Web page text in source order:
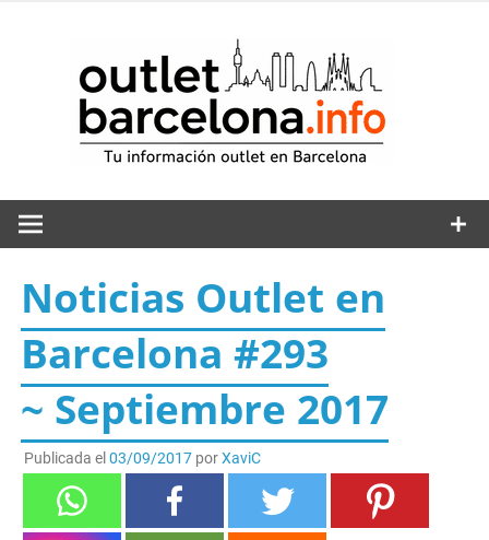
Noticias Outlet en
Barcelona #293
~ Septiembre 2017
Publicada el 03/09/2017porXaviC